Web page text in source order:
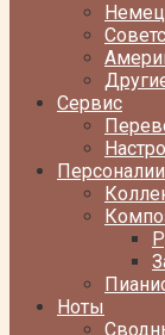
Сервис
Персоналии
Ноты